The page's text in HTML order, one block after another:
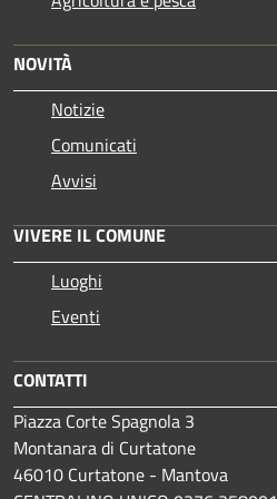
NOVITÀ
Notizie
Comunicati
Avvisi
VIVERE IL COMUNE
Luoghi
Eventi
CONTATTI
Piazza Corte Spagnola 3
Montanara di Curtatone
46010 Curtatone - Mantova